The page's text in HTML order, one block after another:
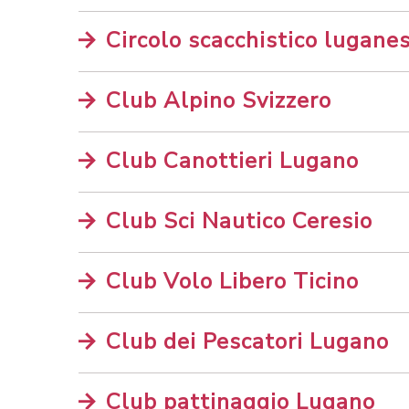
Circolo scacchistico
Club Alpino Svizzero
Club Canottieri Lugano
Club Sci Nautico Ceresio
Club Volo Libero Ticino
Club dei Pescatori Lugano
Club pattinaggio Lugano